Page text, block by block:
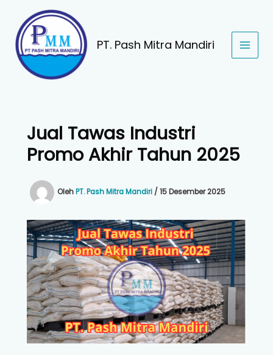
konten
PT. Pash Mitra Mandiri
Jual Tawas Industri
Promo Akhir Tahun 2025
OlehPT. Pash Mitra Mandiri / 15 Desember 2025